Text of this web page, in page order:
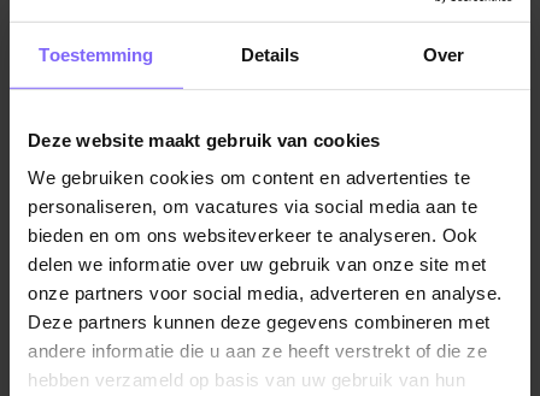
Toestemming Details Over
Deze website maakt gebruik van cookies
We gebruiken cookies om content en advertenties te
personaliseren, om vacatures via social media aan te
bieden en om ons websiteverkeer te analyseren. Ook
delen we informatie over uw gebruik van onze site met
onze partners voor social media, adverteren en analyse.
Deze partners kunnen deze gegevens combineren met
andere informatie die u aan ze heeft verstrekt of die ze
hebben verzameld op basis van uw gebruik van hun
gaten voor de tofste jobs in deze branche!
van A naar B levert. Dat klinkt niet slecht toch? Lijkt dit
iets voor jou, dan hebben we goed nieuws! Want als
koerier is er werk genoeg in Zuid-Limburg. Wil je
graag meer informatie? Lees dan gerust verder.
Wat doet een koerier?
De werkzaamheden van een koerier omvatten het
afhalen en bezorgen van pakketten, documenten of
andere goederen. Ze zijn verantwoordelijk voor het